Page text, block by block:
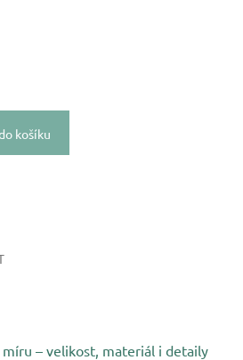
košíku
– velikost, materiál i detaily